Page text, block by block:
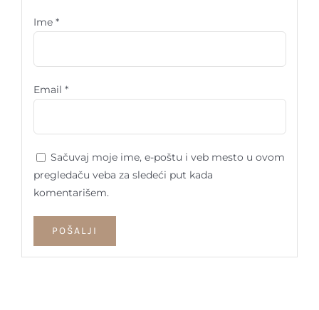
Ime *
Email *
Sačuvaj moje ime, e-poštu i veb mesto u ovom
pregledaču veba za sledeći put kada
komentarišem.